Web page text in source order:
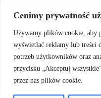
Cenimy prywatność
Używamy plików cookie, aby
wyświetlać reklamy lub treści
potrzeb użytkowników oraz
przycisku „Akceptuj
przez nas plików cookie.
wspieranie pasjonatów
miejsc oraz kultur, dostarczając
informacji.